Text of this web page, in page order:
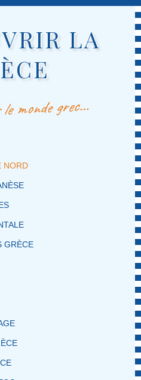
LA
monde grec…
PRINCIPALE
SECONDAIRE
NORD
GRÈCE